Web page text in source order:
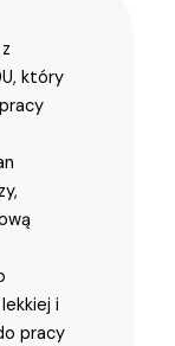
który
i
pracy